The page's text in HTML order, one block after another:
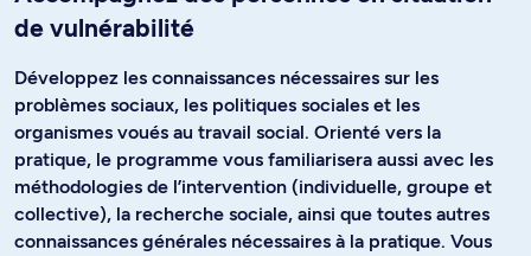
de vulnérabilité
Développez les connaissances nécessaires sur les
problèmes sociaux, les politiques sociales et les
organismes voués au travail social. Orienté vers la
pratique, le programme vous familiarisera aussi avec les
méthodologies de l’intervention (individuelle, groupe et
collective), la recherche sociale, ainsi que toutes autres
connaissances générales nécessaires à la pratique. Vous